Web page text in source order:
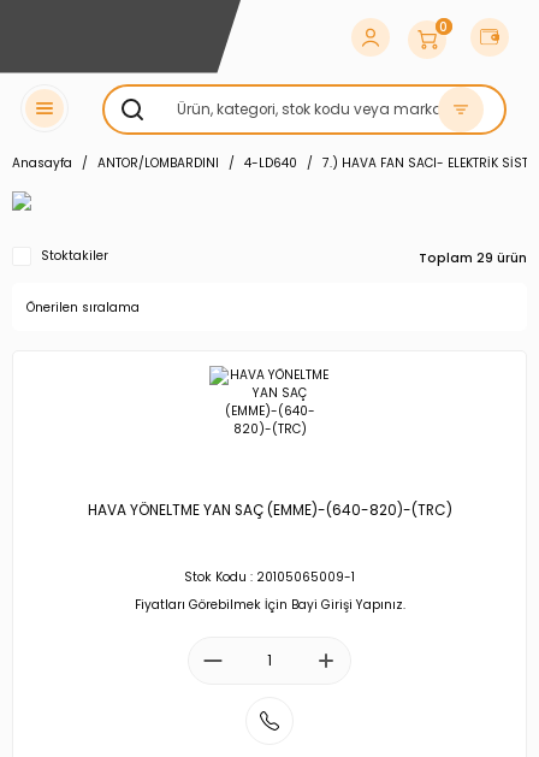
0
Anasayfa ANTOR/LOMBARDINI 4-LD640 7.) HAVA FAN SACI- ELEKTRİK
Stoktakiler Toplam 29 ürün
HAVA YÖNELTME YAN SAÇ (EMME)-(640-820)-(TRC)
Stok Kodu : 20105065009-1
Fiyatları Görebilmek İçin Bayi Girişi Yapınız.